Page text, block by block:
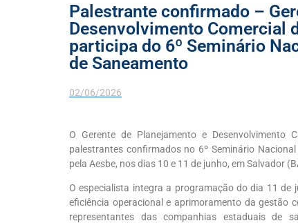
Palestrante confirmado –
Desenvolvimento Comercial
participa do 6º Seminário
de Saneamento
02/06/2026
O Gerente de Planejamento e Desenvolvimento
palestrantes confirmados no 6º Seminário
pela Aesbe, nos dias 10 e 11 de junho, em Salvador
O especialista integra a programação do dia 11
eficiência operacional e aprimoramento da gestão
representantes das companhias estaduais de